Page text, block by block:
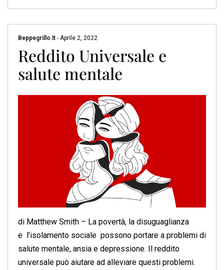
Beppegrillo.it - Aprile 2, 2022
Reddito Universale e
salute mentale
di Matthew Smith – La povertà, la disuguaglianza
e l’isolamento sociale possono portare a problemi di
salute mentale, ansia e depressione. Il reddito
universale può aiutare ad alleviare questi problemi.